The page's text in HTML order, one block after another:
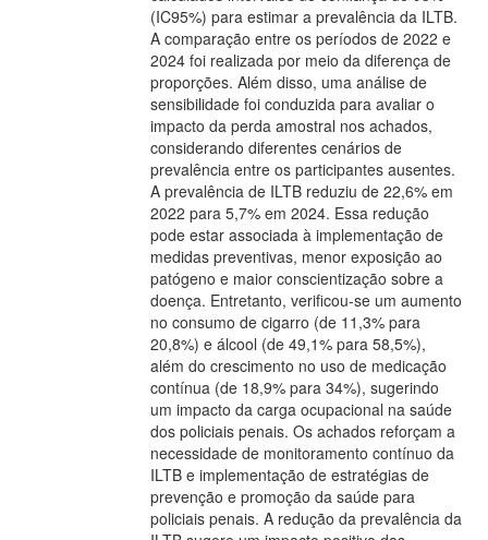
(IC95%) para estimar a prevalência da ILTB.
A comparação entre os períodos de 2022 e
2024 foi realizada por meio da diferença de
proporções. Além disso, uma análise de
sensibilidade foi conduzida para avaliar o
impacto da perda amostral nos achados,
considerando diferentes cenários de
prevalência entre os participantes ausentes.
A prevalência de ILTB reduziu de 22,6% em
2022 para 5,7% em 2024. Essa redução
pode estar associada à implementação de
medidas preventivas, menor exposição ao
patógeno e maior conscientização sobre a
doença. Entretanto, verificou-se um aumento
no consumo de cigarro (de 11,3% para
20,8%) e álcool (de 49,1% para 58,5%),
além do crescimento no uso de medicação
contínua (de 18,9% para 34%), sugerindo
um impacto da carga ocupacional na saúde
dos policiais penais. Os achados reforçam a
necessidade de monitoramento contínuo da
ILTB e implementação de estratégias de
prevenção e promoção da saúde para
policiais penais. A redução da prevalência da